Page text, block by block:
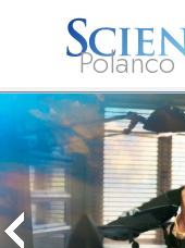
Polanco
L. Ronald
Hubbard
¿Qué es